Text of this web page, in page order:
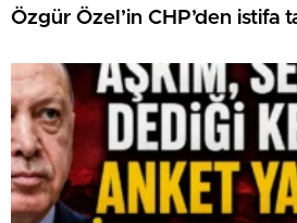
Özgür Özel’in CHP’den istifa